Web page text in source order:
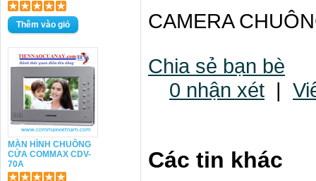
MÀN HÌNH CHUÔNG
CỬA COMMAX CDV-
70A
CAMERA
Chia sẻ bạn bè
0 nhận xét |
Các tin khác